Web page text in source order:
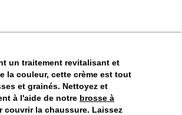
un traitement revitalisant et
la couleur, cette crème est tout
et grainés. Nettoyez et
à l'aide de notre brosse à
couvrir la chaussure. Laissez